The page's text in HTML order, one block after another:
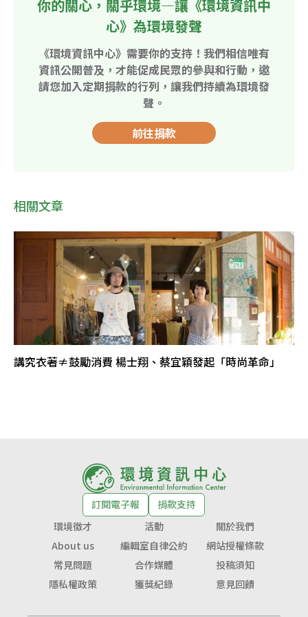
你的關心，關乎環境—讓《環境資訊中
心》為環境發聲
《環境資訊中心》需要你的支持！我們相信唯有
資訊公開普及，才能促成民眾的參與和行動，邀
請您加入定期捐款的行列，讓我們持續為環境發
聲。
前往捐款
相關文章
講究衣著≠鼓勵消費 楊士翔、蔡宜穎發起「時尚革命」
訂閱電子報
捐款支持
環境徵才
活動
關於我們
About us
編輯室自律公約
網站授權條款
常見問題
合作媒體
投稿須知
隱私權政策
獲獎紀錄 意見回饋